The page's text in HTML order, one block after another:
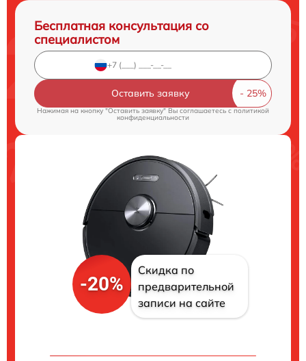
Бесплатная консультация со
специалистом
Оставить заявку
Нажимая на кнопку "Оставить заявку" Вы соглашаетесь cполитикой
конфиденциальности
-20%
Скидка по
предварительной
записи на сайте